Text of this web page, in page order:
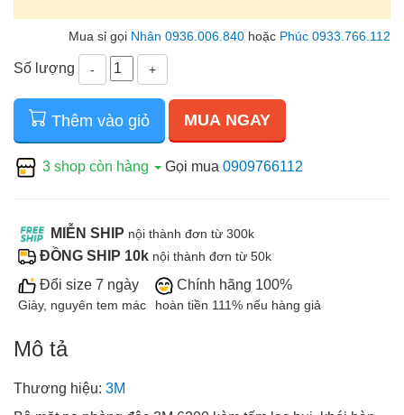
Mua sỉ gọi Nhân 0936.006.840 hoặc Phúc 0933.766.112
Số lượng - +
Thêm vào giỏ MUA NGAY
3 shop còn hàng Gọi mua 0909766112
MIỄN SHIP nội thành đơn từ 300k
ĐỒNG SHIP 10k nội thành đơn từ 50k
Đổi size 7 ngày
Giày, nguyên tem mác
Chính hãng 100%
hoàn tiền 111% nếu hàng giả
Mô tả
Thương hiệu: 3M